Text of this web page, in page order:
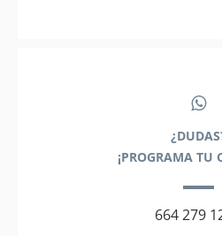
¡PROGRAMA TU
664 279